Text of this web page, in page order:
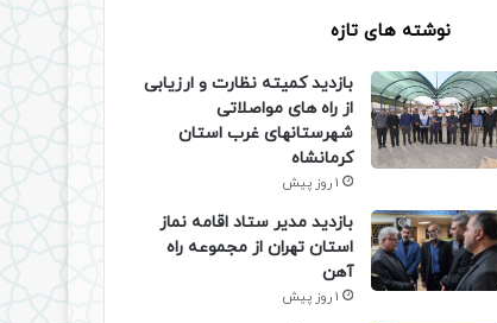
نوشته های تازه
بازدید کمیته نظارت و ارزیابی
از راه های مواصلاتی
شهرستانهای غرب استان
کرمانشاه
1 روز پیش
بازدید مدیر ستاد اقامه نماز
استان تهران از مجموعه راه
آهن
1 روز پیش